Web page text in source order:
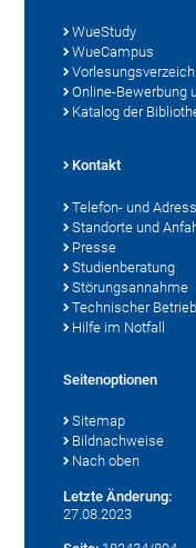
WueStudy
WueCampus
Online-Bewerbung
Katalog der
Kontakt
Telefon- und
Standorte und
Presse
Studienberatung
Störungsannahme
Technischer Betrieb
Hilfe im Notfall
Seitenoptionen
Sitemap
Bildnachweise
Nach oben
Letzte Änderung:
27.08.2023